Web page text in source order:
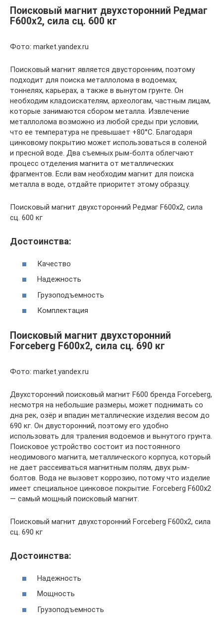
Поисковый магнит двухсторонний Редмаг
F600х2, сила сц. 600 кг
Фото: market.yandex.ru
Поисковый магнит является двусторонним, поэтому
подходит для поиска металлолома в водоемах,
тоннелях, карьерах, а также в вынутом грунте. Он
необходим кладоискателям, археологам, частным лицам,
которые занимаются сбором металла. Извлечение
металлолома возможно из любой среды при условии,
что ее температура не превышает +80°С. Благодаря
цинковому покрытию может использоваться в соленой
и пресной воде. Два съемных рым-болта облегчают
процесс отделения магнита от металлических
фрагментов. Если вам необходим магнит для поиска
металла в воде, отдайте приоритет этому образцу.
Поисковый магнит двухсторонний Редмаг F600х2, сила
сц. 600 кг
Достоинства:
Качество
Надежность
Грузоподъемность
Комплектация
Поисковый магнит двухсторонний
Forceberg F600х2, сила сц. 690 кг
Фото: market.yandex.ru
Двухсторонний поисковый магнит F600 бренда Forceberg,
несмотря на небольшие размеры, может поднимать со
дна рек, озёр и впадин металлические изделия весом до
690 кг. Он двусторонний, поэтому его удобно
использовать для траления водоемов и вынутого грунта.
Поисковое устройство состоит из постоянного
неодимового магнита, металлического корпуса, который
не дает рассеиваться магнитным полям, двух рым-
болтов. Вода не вызовет коррозию, потому что изделие
имеет специальное цинковое покрытие. Forceberg F600х2
— самый мощный поисковый магнит.
Поисковый магнит двухсторонний Forceberg F600х2, сила
сц. 690 кг
Достоинства:
Надежность
Мощность
Грузоподъемность